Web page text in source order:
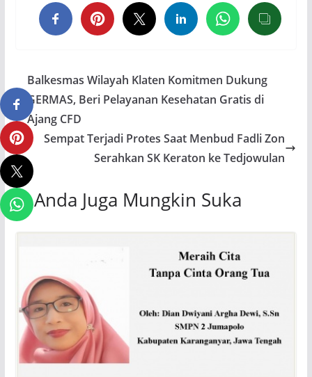
Balkesmas Wilayah Klaten Komitmen Dukung
GERMAS, Beri Pelayanan Kesehatan Gratis di
Ajang CFD
Sempat Terjadi Protes Saat Menbud Fadli Zon
Serahkan SK Keraton ke Tedjowulan
Anda Juga Mungkin Suka